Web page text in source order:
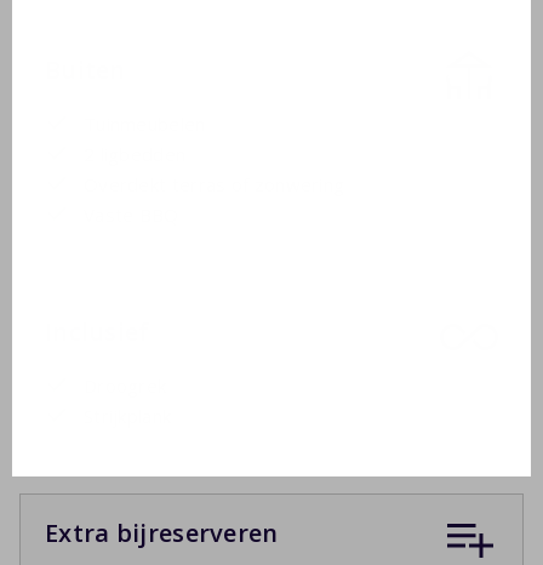
Extra bijreserveren